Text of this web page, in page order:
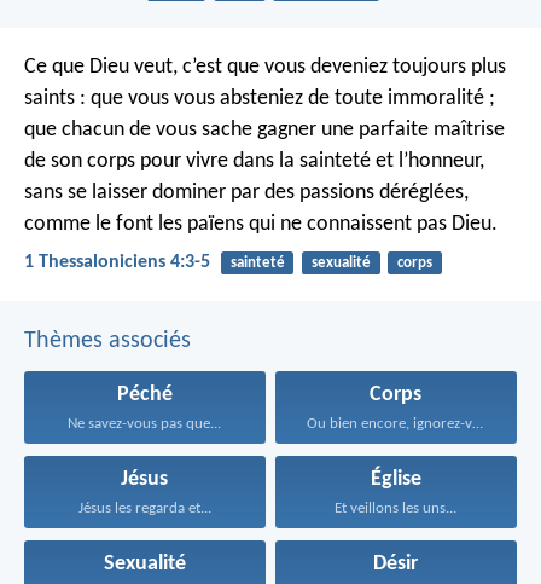
Ce que Dieu veut, c’est que vous deveniez toujours plus
saints : que vous vous absteniez de toute immoralité ;
que chacun de vous sache gagner une parfaite maîtrise
de son corps pour vivre dans la sainteté et l’honneur,
sans se laisser dominer par des passions déréglées,
comme le font les païens qui ne connaissent pas Dieu.
1 Thessaloniciens 4:3-5 sainteté sexualité corps
Thèmes associés
Péché
Ne savez-vous pas que...
Corps
Ou bien encore, ignorez-vous...
Jésus
Jésus les regarda et...
Église
Et veillons les uns...
Sexualité Désir